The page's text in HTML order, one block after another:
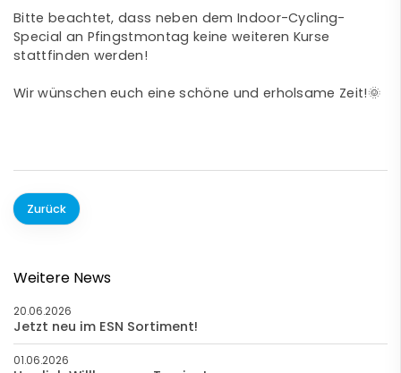
Bitte beachtet, dass neben dem Indoor-Cycling-
Special an Pfingstmontag keine weiteren Kurse
stattfinden werden!
Wir wünschen euch eine schöne und erholsame Zeit!🌞
Zurück
Weitere News
20.06.2026
Jetzt neu im ESN Sortiment!
01.06.2026